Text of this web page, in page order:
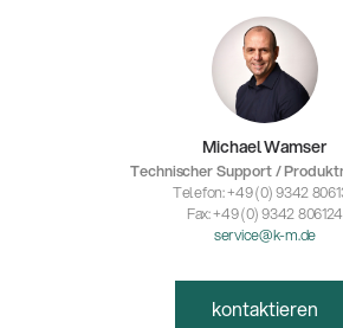
Michael Wamser
Technischer Support /
Telefon: +49 (0) 9342
Fax: +49 (0) 9342 806124
service@k-m.de
kontaktieren